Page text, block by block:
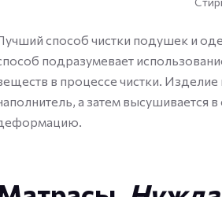
способ чистки подушек и
подразумевает
в процессе чистки.
а затем высушивается